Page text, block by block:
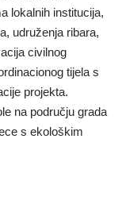
lokalnih institucija,
udruženja ribara,
civilnog
tijela s
projekta.
na području grada
s ekološkim